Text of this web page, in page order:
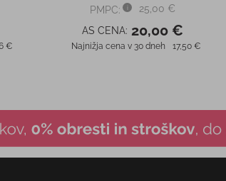
€
PMPC:
25,00 €
AS CENA: 20,00 €
Najnižja cena v 30 dneh 17,50 €